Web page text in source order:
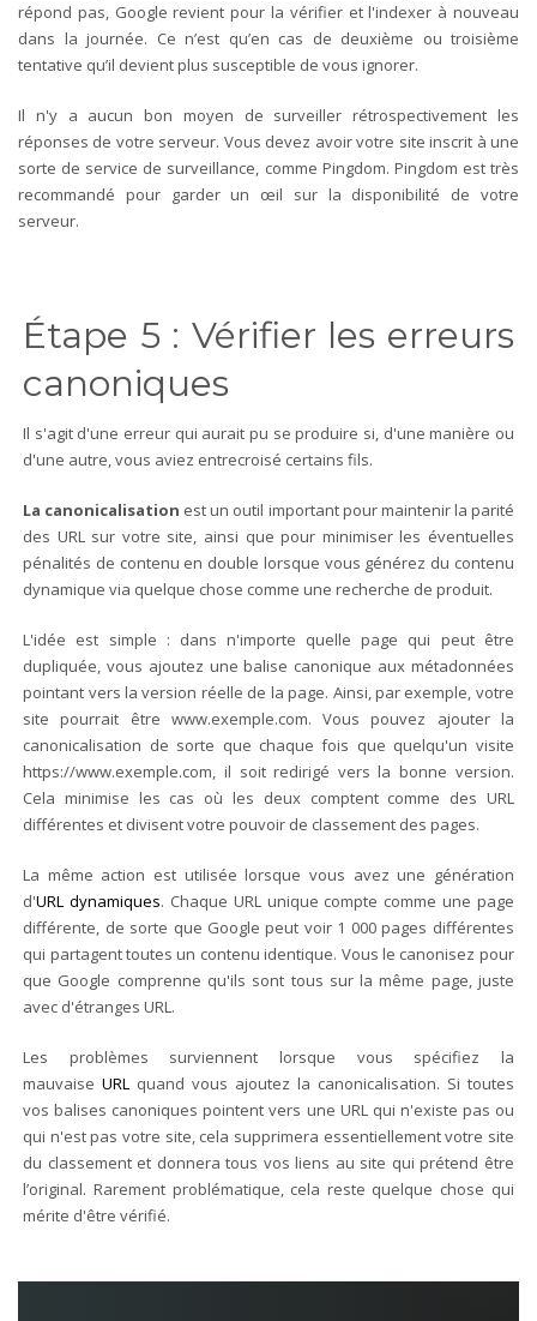
répond pas, Google revient pour la vérifier et l'indexer à nouveau
dans la journée. Ce n’est qu’en cas de deuxième ou troisième
tentative qu’il devient plus susceptible de vous ignorer.
Il n'y a aucun bon moyen de surveiller rétrospectivement les
réponses de votre serveur. Vous devez avoir votre site inscrit à une
sorte de service de surveillance, comme Pingdom. Pingdom est très
recommandé pour garder un œil sur la disponibilité de votre
serveur.
Étape 5 : Vérifier les erreurs
canoniques
Il s'agit d'une erreur qui aurait pu se produire si, d'une manière ou
d'une autre, vous aviez entrecroisé certains fils.
La canonicalisation est un outil important pour maintenir la parité
des URL sur votre site, ainsi que pour minimiser les éventuelles
pénalités de contenu en double lorsque vous générez du contenu
dynamique via quelque chose comme une recherche de produit.
L'idée est simple : dans n'importe quelle page qui peut être
dupliquée, vous ajoutez une balise canonique aux métadonnées
pointant vers la version réelle de la page. Ainsi, par exemple, votre
site pourrait être www.exemple.com. Vous pouvez ajouter la
canonicalisation de sorte que chaque fois que quelqu'un visite
https://www.exemple.com, il soit redirigé vers la bonne version.
Cela minimise les cas où les deux comptent comme des URL
différentes et divisent votre pouvoir de classement des pages.
La même action est utilisée lorsque vous avez une génération
d'URL dynamiques. Chaque URL unique compte comme une page
différente, de sorte que Google peut voir 1 000 pages différentes
qui partagent toutes un contenu identique. Vous le canonisez pour
que Google comprenne qu'ils sont tous sur la même page, juste
avec d'étranges URL.
Les problèmes surviennent lorsque vous spécifiez la
mauvaiseURL
quand vous ajoutez la canonicalisation. Si toutes
vos balises canoniques pointent vers une URL qui n'existe pas ou
qui n'est pas votre site, cela supprimera essentiellement votre site
du classement et donnera tous vos liens au site qui prétend être
l’original. Rarement problématique, cela reste quelque chose qui
mérite d'être vérifié.